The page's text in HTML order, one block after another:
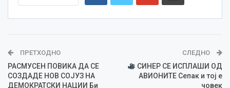
ПРЕТХОДНО
РАСМУСЕН ПОВИКА ДА СЕ
СОЗДАДЕ НОВ СОЈУЗ НА
ДЕМОКРАТСКИ НАЦИИ Би
СЛЕДНО
СИНЕР СЕ ИСПЛАШИ ОД
АВИОНИТЕ Сепак и тој е
човек